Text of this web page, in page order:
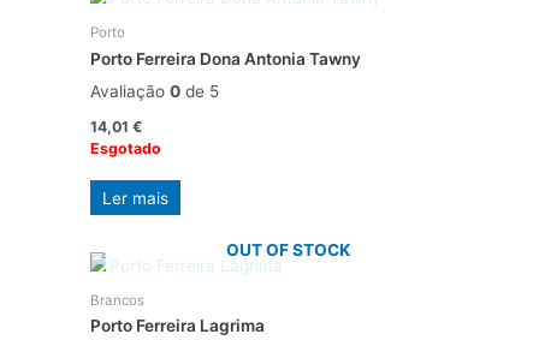
Porto
Porto Ferreira Dona Antonia Tawny
Avaliação 0de 5
14,01 €
Esgotado
Ler mais
OUT OF STOCK
Brancos
Porto Ferreira Lagrima